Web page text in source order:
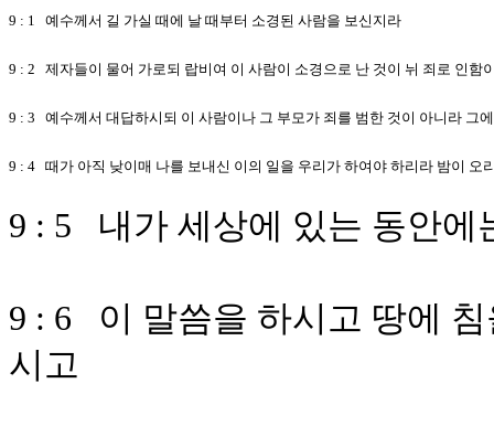
9 : 1 예수께서 길 가실 때에 날 때부터 소경된 사람을 보신지라
9 : 2 제자들이 물어 가로되 랍비여 이 사람이 소경으로 난 것이 뉘 죄로 인함
9 : 3 예수께서 대답하시되 이 사람이나 그 부모가 죄를 범한 것이 아니라 그
9 : 4 때가 아직 낮이매 나를 보내신 이의 일을 우리가 하여야 하리라 밤이 오
9 : 5 내가 세상에 있는 동안에
9 : 6 이 말씀을 하시고 땅에
시고